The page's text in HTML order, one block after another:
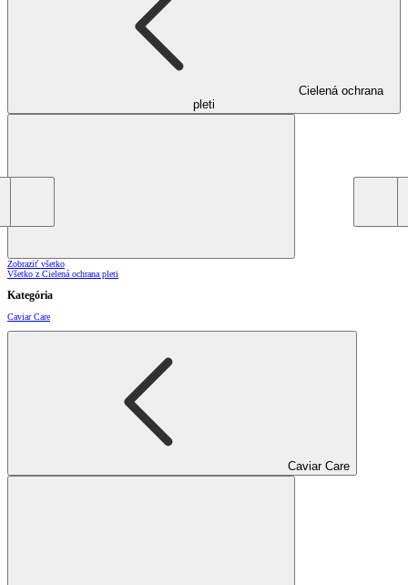
Cielená ochrana
pleti
Zobraziť všetko
Všetko z Cielená ochrana pleti
Kategória
Caviar Care
Caviar Care